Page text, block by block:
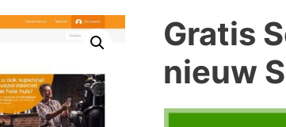
Gratis
nieuw